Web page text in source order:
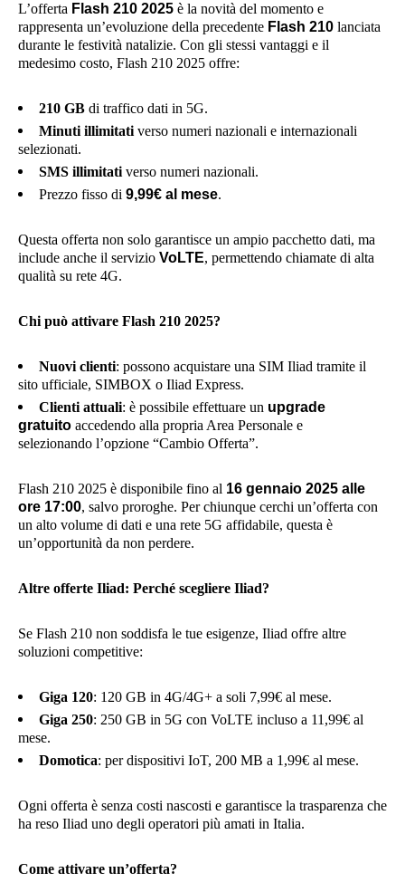
L’offerta Flash 210 2025 è la novità del momento e
rappresenta un’evoluzione della precedente Flash 210 lanciata
durante le festività natalizie. Con gli stessi vantaggi e il
medesimo costo, Flash 210 2025 offre:
210 GB di traffico dati in 5G.
Minuti illimitati verso numeri nazionali e internazionali
selezionati.
SMS illimitati verso numeri nazionali.
Prezzo fisso di 9,99€ al mese.
Questa offerta non solo garantisce un ampio pacchetto dati, ma
include anche il servizio VoLTE, permettendo chiamate di alta
qualità su rete 4G.
Chi può attivare Flash 210 2025?
Nuovi clienti: possono acquistare una SIM Iliad tramite il
sito ufficiale, SIMBOX o Iliad Express.
Clienti attuali: è possibile effettuare un upgrade
gratuito accedendo alla propria Area Personale e
selezionando l’opzione “Cambio Offerta”.
Flash 210 2025 è disponibile fino al 16 gennaio 2025 alle
ore 17:00, salvo proroghe. Per chiunque cerchi un’offerta con
un alto volume di dati e una rete 5G affidabile, questa è
un’opportunità da non perdere.
Altre offerte Iliad: Perché scegliere Iliad?
Se Flash 210 non soddisfa le tue esigenze, Iliad offre altre
soluzioni competitive:
Giga 120: 120 GB in 4G/4G+ a soli 7,99€ al mese.
Giga 250: 250 GB in 5G con VoLTE incluso a 11,99€ al
mese.
Domotica: per dispositivi IoT, 200 MB a 1,99€ al mese.
Ogni offerta è senza costi nascosti e garantisce la trasparenza che
ha reso Iliad uno degli operatori più amati in Italia.
Come attivare un’offerta?